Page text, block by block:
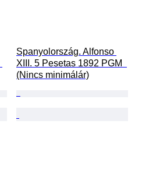
Spanyolország. Alfonso
XIII. 5 Pesetas 1892 PGM
(Nincs minimálár)